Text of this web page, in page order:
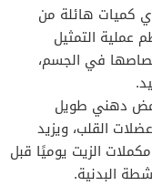
كميات هائلة من
3، التي تنظم عملية التمثيل
في الجسم،
دهني طويل
1-ول) يُقوّي عضلات القلب، ويزيد
الزيت يوميًا قبل
البدنية.